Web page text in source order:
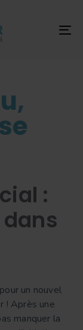
:
un nouvel
! Après une
manquer la